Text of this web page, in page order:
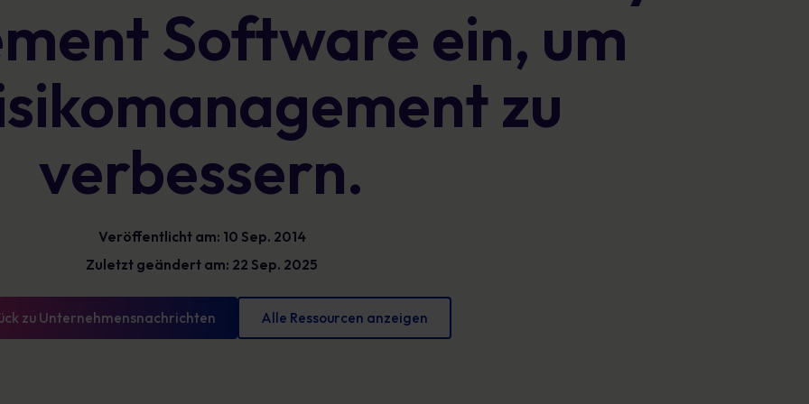
reduzieren und messbare Fortschritte
vorweisen können
verringern und Ihren Ruf zu schützen.
Definitionen zur Cybersicherheit, die Sie kennen
sollten
Plakate
Fesselndes Bildmaterial, das jeden Tag sicheres
Verhalten fördert.
Software ein, um
zu
verbessern.
Veröffentlicht am: 10 Sep. 2014
Zuletzt geändert am: 22 Sep. 2025
zu Unternehmensnachrichten Alle Ressourcen anzeigen